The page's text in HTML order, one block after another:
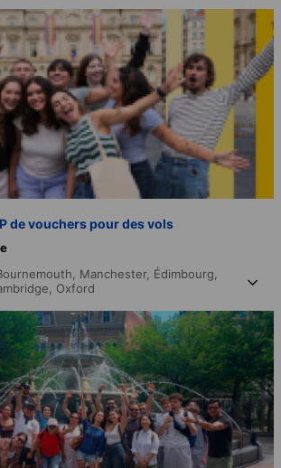
de vouchers pour des vols
Manchester, Édimbourg,
Oxford